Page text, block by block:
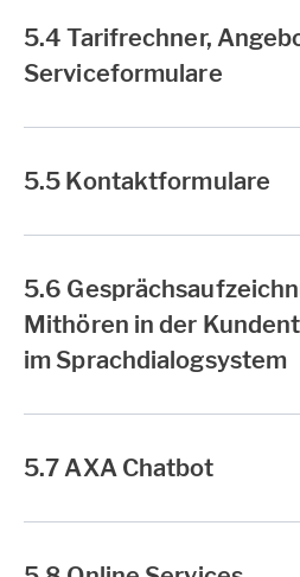
5.4 Tarifrechner,
Serviceformulare
5.5 Kontaktformulare
5.6
Mithören in der
im Sprachdialogsystem
5.7 AXA Chatbot